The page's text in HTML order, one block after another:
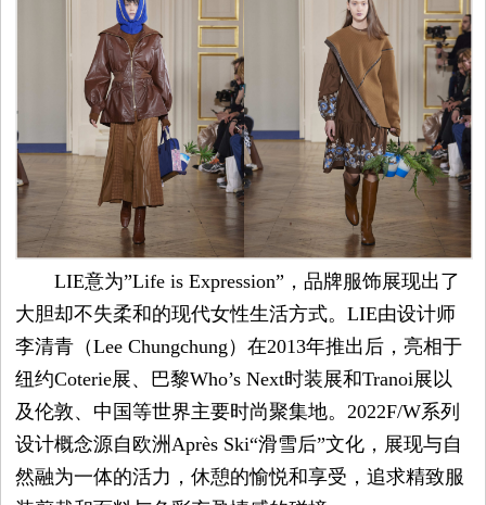
品
美
试
用
生
活
LIE意为”Life is Expression”，品牌服饰展现出了
大胆却不失柔和的现代女性生活方式。LIE由设计师
李清青（Lee Chungchung）在2013年推出后，亮相于
纽约Coterie展、巴黎Who’s Next时装展和Tranoi展以
及伦敦、中国等世界主要时尚聚集地。2022F/W系列
设计概念源自欧洲Après Ski“滑雪后”文化，展现与自
然融为一体的活力，休憩的愉悦和享受，追求精致服